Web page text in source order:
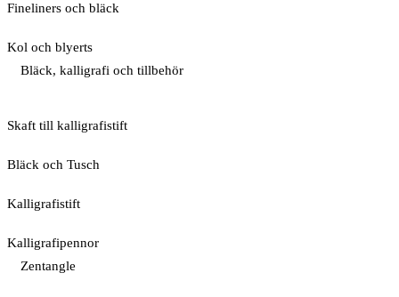
Fineliners och bläck
Kol och blyerts
Bläck, kalligrafi och tillbehör
Skaft till kalligrafistift
Bläck och Tusch
Kalligrafistift
Kalligrafipennor
Zentangle